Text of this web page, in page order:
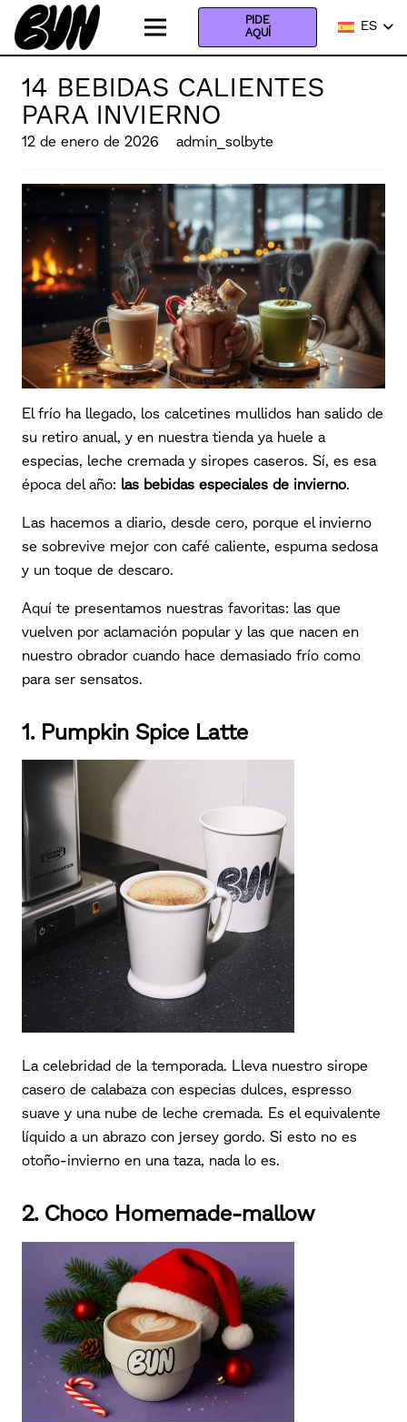
PIDE
AQUÍ
ES
14 BEBIDAS CALIENTES
PARA INVIERNO
12 de enero de 2026 admin_solbyte
El frío ha llegado, los calcetines mullidos han salido de
su retiro anual, y en nuestra tienda ya huele a
especias, leche cremada y siropes caseros. Sí, es esa
época del año: las bebidas especiales de invierno.
Las hacemos a diario, desde cero, porque el invierno
se sobrevive mejor con café caliente, espuma sedosa
y un toque de descaro.
Aquí te presentamos nuestras favoritas: las que
vuelven por aclamación popular y las que nacen en
nuestro obrador cuando hace demasiado frío como
para ser sensatos.
1. Pumpkin Spice Latte
La celebridad de la temporada. Lleva nuestro sirope
casero de calabaza con especias dulces, espresso
suave y una nube de leche cremada. Es el equivalente
líquido a un abrazo con jersey gordo. Si esto no es
otoño-invierno en una taza, nada lo es.
2. Choco Homemade-mallow